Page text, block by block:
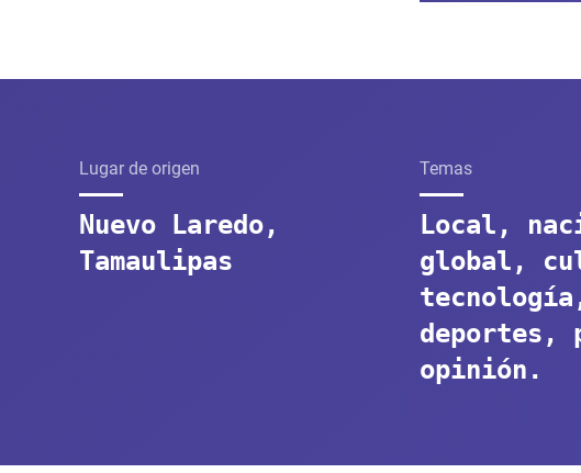
Lugar de origen
Nuevo Laredo,
Tamaulipas
Temas
Local,
global,
deportes,
opinión.